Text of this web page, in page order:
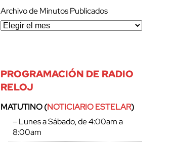
Archivo de Minutos Publicados
PROGRAMACIÓN DE RADIO
RELOJ
MATUTINO (NOTICIARIO ESTELAR)
– Lunes a Sábado, de 4:00am a
8:00am